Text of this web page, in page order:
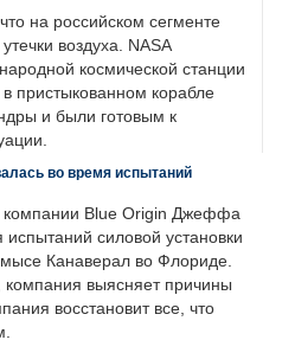
на российском сегменте
воздуха. NASA
космической станции
пристыкованном корабле
и были готовым к
во время испытаний
компании Blue Origin Джеффа
силовой установки
Канаверал во Флориде.
выясняет причины
восстановит все, что